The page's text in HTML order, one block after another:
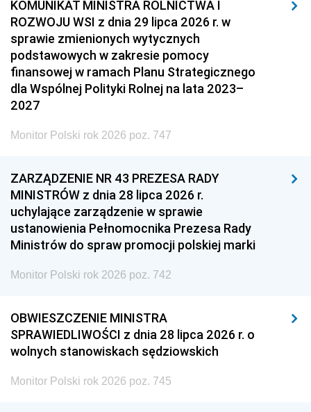
KOMUNIKAT MINISTRA ROLNICTWA I
ROZWOJU WSI z dnia 29 lipca 2026 r. w
sprawie zmienionych wytycznych
podstawowych w zakresie pomocy
finansowej w ramach Planu Strategicznego
dla Wspólnej Polityki Rolnej na lata 2023–
2027
Monitor Polski rok 2026 poz. 747
ZARZĄDZENIE NR 43 PREZESA RADY
MINISTRÓW z dnia 28 lipca 2026 r.
uchylające zarządzenie w sprawie
ustanowienia Pełnomocnika Prezesa Rady
Ministrów do spraw promocji polskiej marki
Monitor Polski rok 2026 poz. 742
OBWIESZCZENIE MINISTRA
SPRAWIEDLIWOŚCI z dnia 28 lipca 2026 r. o
wolnych stanowiskach sędziowskich
Monitor Polski rok 2026 poz. 745